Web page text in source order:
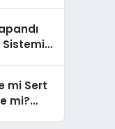
Sistemi
mi Sert
mi?